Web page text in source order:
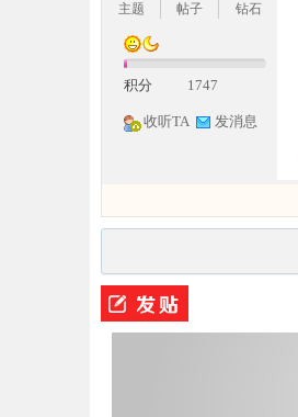
龙,
G
主题
帖子
钻石
积分 1747
收听TA 发消息